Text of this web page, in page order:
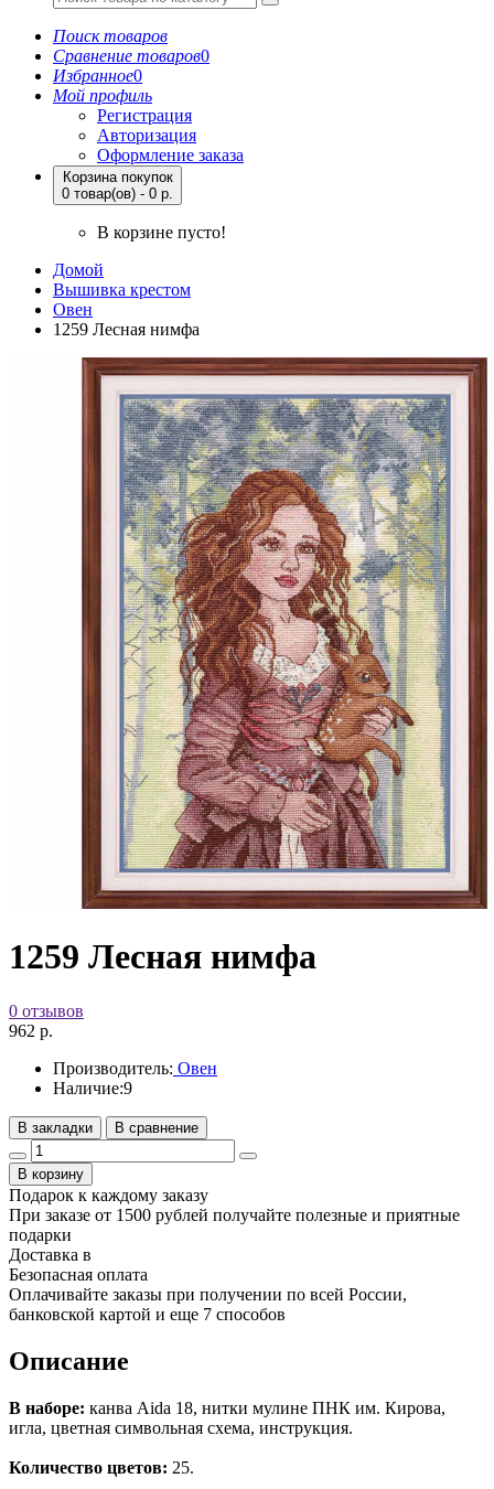
Поиск товаров
Сравнение товаров0
Избранное0
Мой профиль
Регистрация
Авторизация
Оформление заказа
Корзина покупок
0 товар(ов) - 0 р.
В корзине пусто!
Домой
Вышивка крестом
Овен
1259 Лесная нимфа
1259 Лесная нимфа
0 отзывов
962 р.
Производитель: Овен
Наличие:9
В закладки В сравнение
В корзину
Подарок к каждому заказу
При заказе от 1500 рублей получайте полезные и приятные
подарки
Доставка в
Безопасная оплата
Оплачивайте заказы при получении по всей России,
банковской картой и еще 7 cпособов
Описание
В наборе: канва Aida 18, нитки мулине ПНК им. Кирова,
игла, цветная символьная схема, инструкция.
Количество цветов: 25.